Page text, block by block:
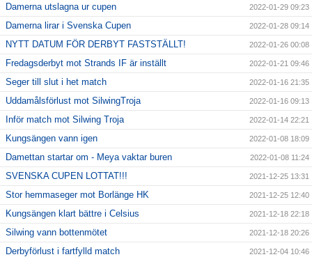
Damerna utslagna ur cupen 2022-01-29 09:23
Damerna lirar i Svenska Cupen 2022-01-28 09:14
NYTT DATUM FÖR DERBYT FASTSTÄLLT! 2022-01-26 00:08
Fredagsderbyt mot Strands IF är inställt 2022-01-21 09:46
Seger till slut i het match 2022-01-16 21:35
Uddamålsförlust mot SilwingTroja 2022-01-16 09:13
Inför match mot Silwing Troja 2022-01-14 22:21
Kungsängen vann igen 2022-01-08 18:09
Damettan startar om - Meya vaktar buren 2022-01-08 11:24
SVENSKA CUPEN LOTTAT!!! 2021-12-25 13:31
Stor hemmaseger mot Borlänge HK 2021-12-25 12:40
Kungsängen klart bättre i Celsius 2021-12-18 22:18
Silwing vann bottenmötet 2021-12-18 20:26
Derbyförlust i fartfylld match 2021-12-04 10:46